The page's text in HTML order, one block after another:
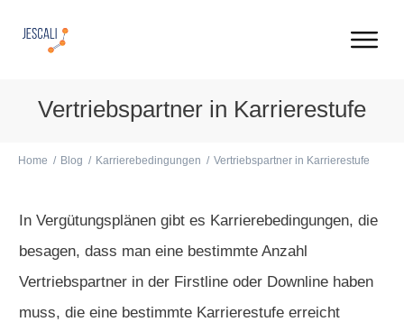
Vertriebs­partner in Karriere­stufe
Home / Blog / Karrierebedingungen / Vertriebs­partner in Karriere­stufe
In Vergütungsplänen gibt es Karrierebedingungen, die
besagen, dass man eine bestimmte Anzahl
Vertriebspartner in der Firstline oder Downline haben
muss, die eine bestimmte Karrierestufe erreicht